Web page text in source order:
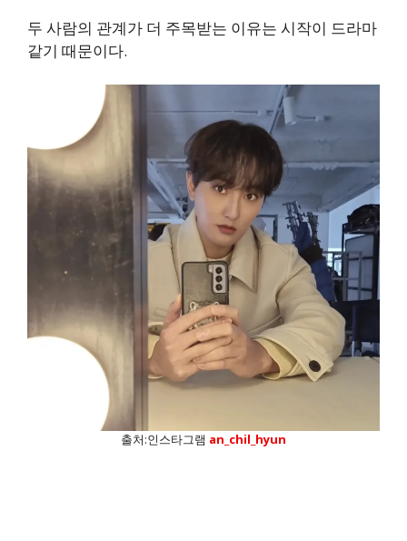
두 사람의 관계가 더 주목받는 이유는 시작이 드라마
같기 때문이다.
출처:인스타그램 an_chil_hyun